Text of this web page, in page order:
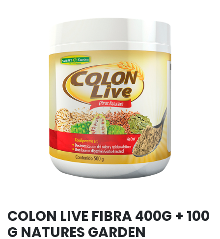
COLON LIVE FIBRA 400G + 100
G NATURES GARDEN